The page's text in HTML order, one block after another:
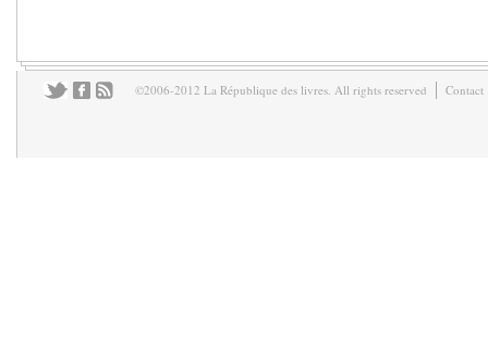
©2006-2012 La République des livres. All rights reserved Contact